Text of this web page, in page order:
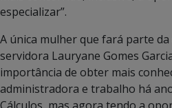
especializar”.
A única mulher que fará parte da
servidora Lauryane Gomes
importância de obter mais
administradora e trabalho há